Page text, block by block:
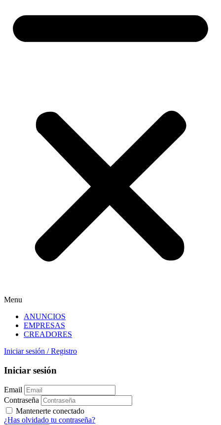
Menu
ANUNCIOS
EMPRESAS
CREADORES
Iniciar sesión / Registro
Iniciar sesión
Email
Contraseña
Mantenerte conectado
¿Has olvidado tu contraseña?